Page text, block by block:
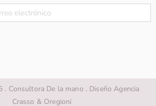
Consultora De la mano . Diseño Agencia
Crasso & Oregioni